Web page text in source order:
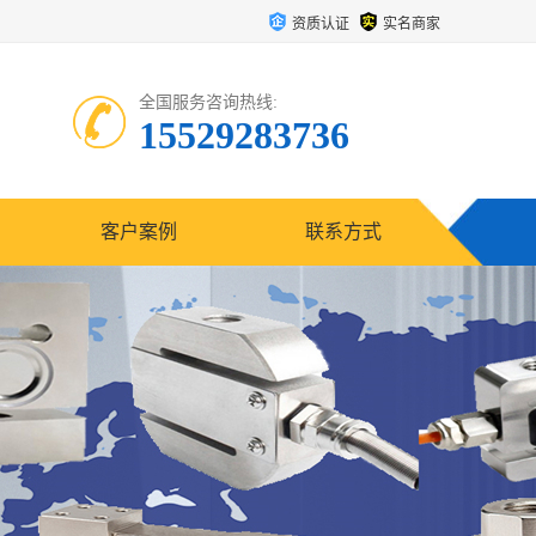
资质认证 实名商家
全国服务咨询热线:
15529283736
客户案例 联系方式